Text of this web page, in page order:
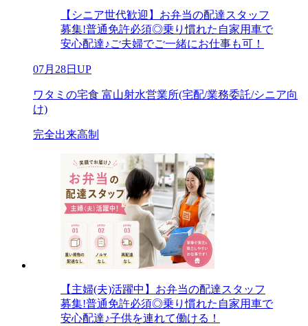
【シニア世代歓迎】お弁当の配達スタッフ
募集!普通免許必須◎乗り慣れた自家用車で
安心配達♪ご夫婦でご一緒にお仕事も可！
07月28日UP
ワタミの宅食 富山射水営業所(宅配/業務委託/シニア向
け)
完全出来高制
【主婦(夫)活躍中】お弁当の配達スタッフ
募集!普通免許必須◎乗り慣れた自家用車で
安心配達♪子供を連れて働ける！